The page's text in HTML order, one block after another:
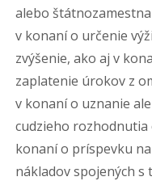
alebo
v konaní o určenie
zvýšenie, ako aj v
zaplatenie úrokov z
v konaní o uznanie
cudzieho rozhodnutia
konaní o príspevku
nákladov spojených